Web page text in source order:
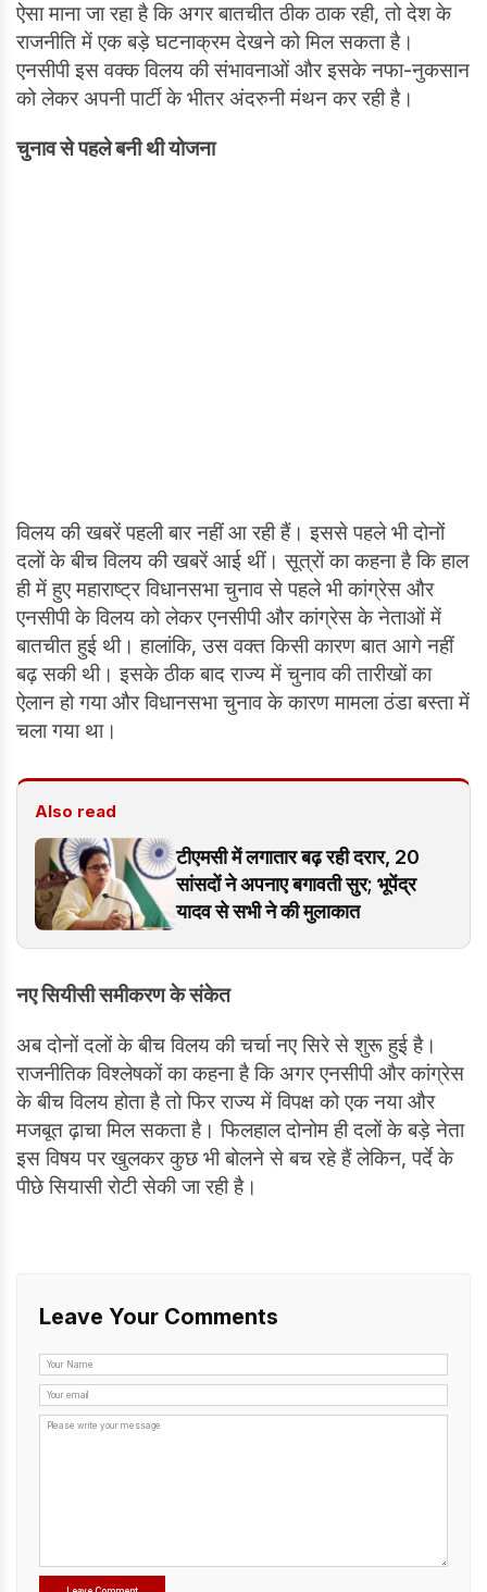
ऐसा माना जा रहा है कि अगर बातचीत ठीक ठाक रही, तो देश के
राजनीति में एक बड़े घटनाक्रम देखने को मिल सकता है।
एनसीपी इस वक्क विलय की संभावनाओं और इसके नफा-नुकसान
को लेकर अपनी पार्टी के भीतर अंदरुनी मंथन कर रही है।
चुनाव से पहले बनी थी योजना
विलय की खबरें पहली बार नहीं आ रही हैं। इससे पहले भी दोनों
दलों के बीच विलय की खबरें आई थीं। सूत्रों का कहना है कि हाल
ही में हुए महाराष्ट्र विधानसभा चुनाव से पहले भी कांग्रेस और
एनसीपी के विलय को लेकर एनसीपी और कांग्रेस के नेताओं में
बातचीत हुई थी। हालांकि, उस वक्त किसी कारण बात आगे नहीं
बढ़ सकी थी। इसके ठीक बाद राज्य में चुनाव की तारीखों का
ऐलान हो गया और विधानसभा चुनाव के कारण मामला ठंडा बस्ता में
चला गया था।
Also read
टीएमसी में लगातार बढ़ रही दरार, 20
सांसदों ने अपनाए बगावती सुर; भूपेंद्र
यादव से सभी ने की मुलाकात
नए सियीसी समीकरण के संकेत
अब दोनों दलों के बीच विलय की चर्चा नए सिरे से शुरू हुई है।
राजनीतिक विश्लेषकों का कहना है कि अगर एनसीपी और कांग्रेस
के बीच विलय होता है तो फिर राज्य में विपक्ष को एक नया और
मजबूत ढ़ाचा मिल सकता है। फिलहाल दोनोम ही दलों के बड़े नेता
इस विषय पर खुलकर कुछ भी बोलने से बच रहे हैं लेकिन, पर्दे के
पीछे सियासी रोटी सेकी जा रही है।
Leave Your Comments